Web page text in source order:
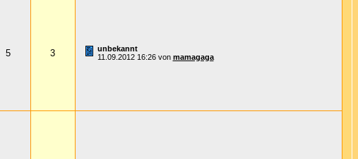
5 3
unbekannt
11.09.2012 16:26von mamagaga